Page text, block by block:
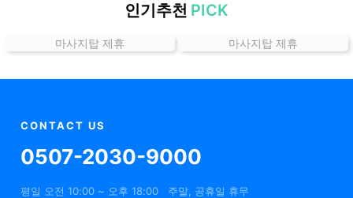
샵
천
인기추천 PICK
마사지탑 제휴 마사지탑 제휴
CONTACT US
0507-2030-9000
평일 오전 10:00 ~ 오후 18:00 주말, 공휴일 휴무